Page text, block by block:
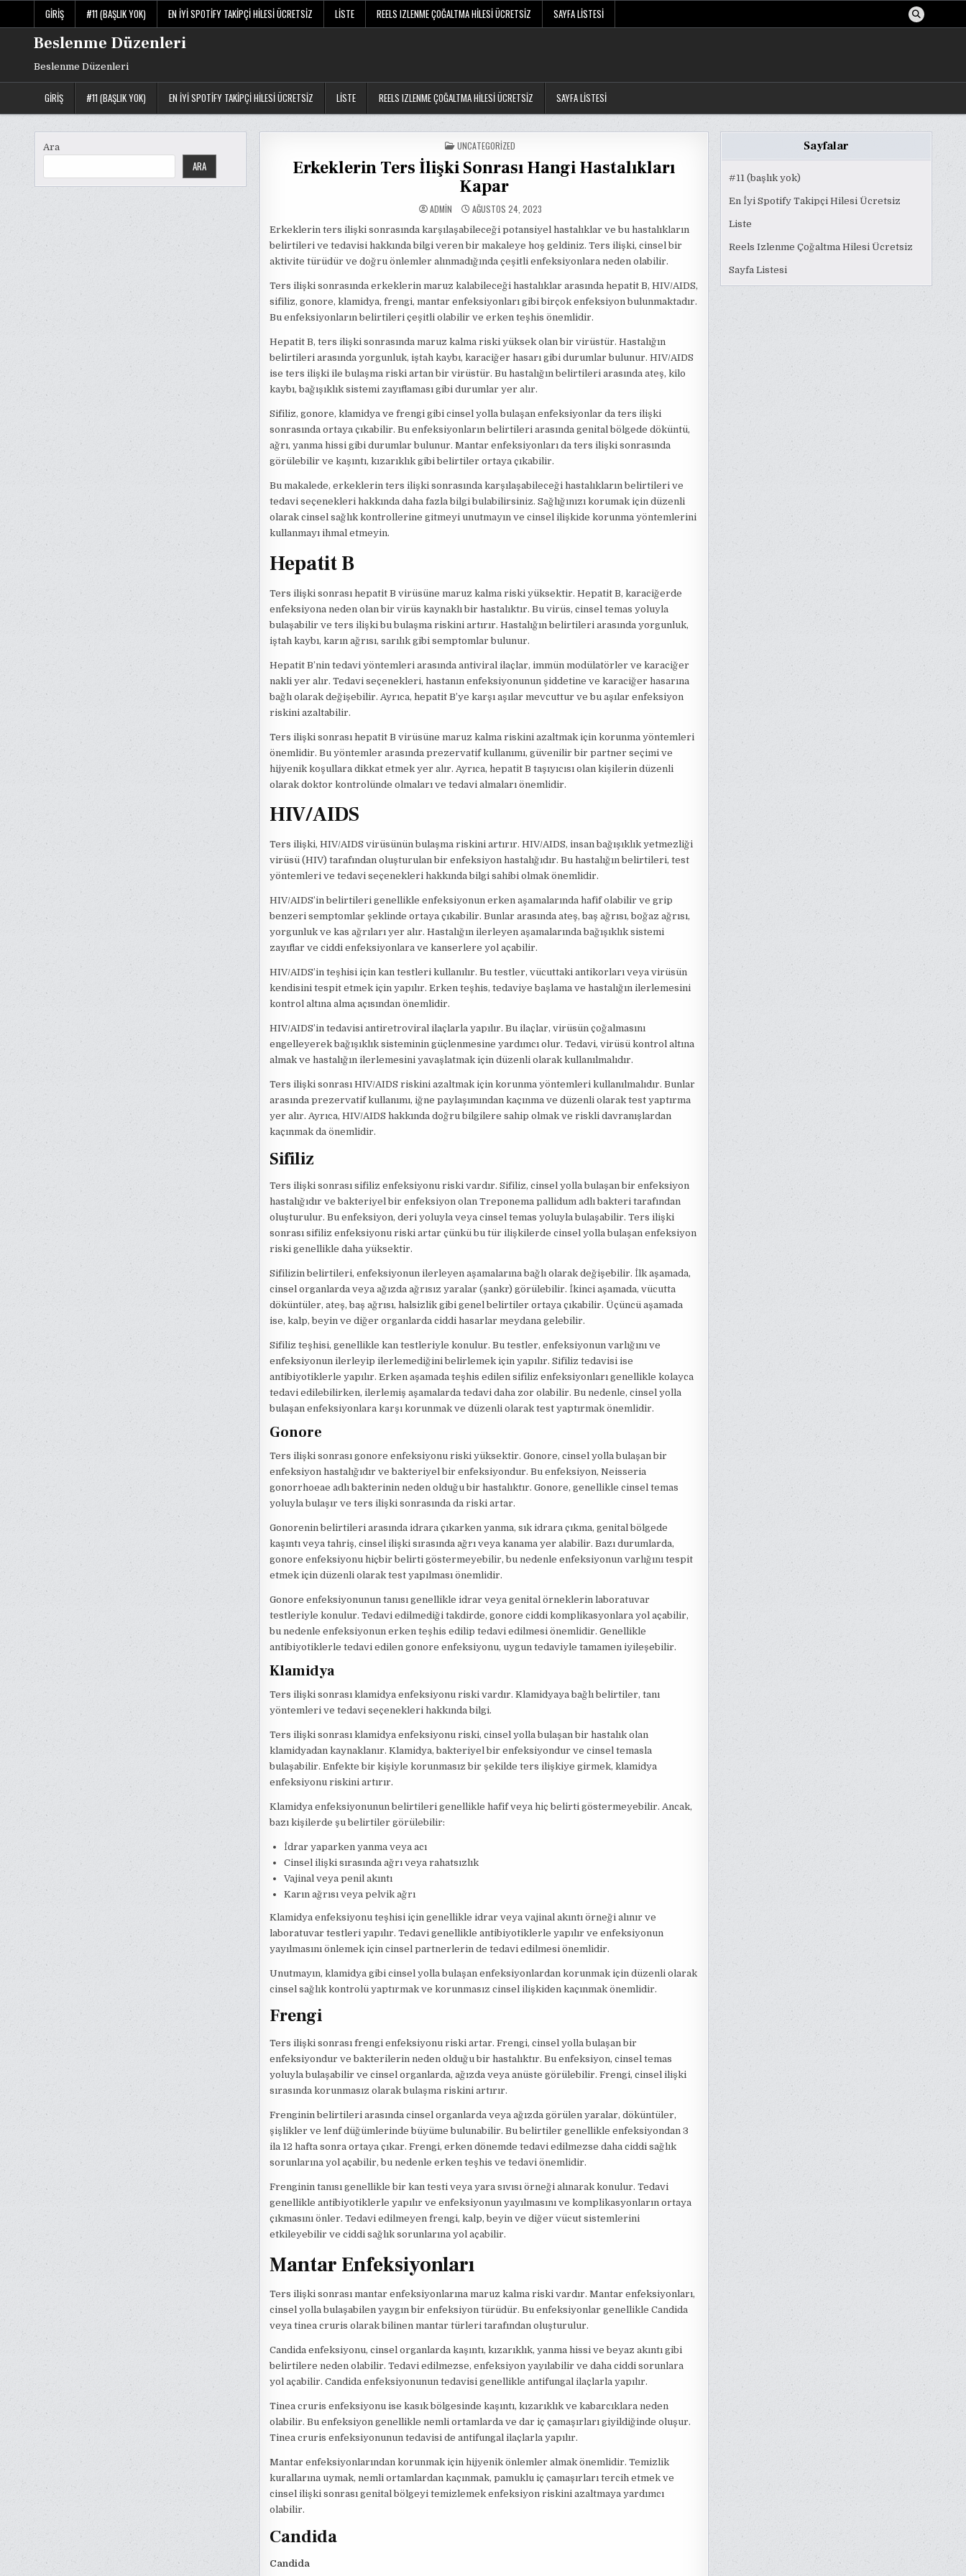
content
GIRIŞ #11 (BAŞLIK YOK) EN İYI SPOTIFY TAKIPÇI HILESI ÜCRETSIZ LISTE REELS IZLENME ÇOĞALTMA HILESI ÜCRETSIZ SAYFA LISTESI
Beslenme Düzenleri
Beslenme Düzenleri
GIRIŞ #11 (BAŞLIK YOK) EN İYI SPOTIFY TAKIPÇI HILESI ÜCRETSIZ LISTE REELS IZLENME ÇOĞALTMA HILESI ÜCRETSIZ SAYFA LISTESI
Ara
ARA
POSTED
IN
UNCATEGORIZED
Erkeklerin Ters İlişki Sonrası Hangi Hastalıkları
Kapar
ADMIN AĞUSTOS 24, 2023
Erkeklerin ters ilişki sonrasında karşılaşabileceği potansiyel hastalıklar ve bu hastalıkların
belirtileri ve tedavisi hakkında bilgi veren bir makaleye hoş geldiniz. Ters ilişki, cinsel bir
aktivite türüdür ve doğru önlemler alınmadığında çeşitli enfeksiyonlara neden olabilir.
Ters ilişki sonrasında erkeklerin maruz kalabileceği hastalıklar arasında hepatit B, HIV/AIDS,
sifiliz, gonore, klamidya, frengi, mantar enfeksiyonları gibi birçok enfeksiyon bulunmaktadır.
Bu enfeksiyonların belirtileri çeşitli olabilir ve erken teşhis önemlidir.
Hepatit B, ters ilişki sonrasında maruz kalma riski yüksek olan bir virüstür. Hastalığın
belirtileri arasında yorgunluk, iştah kaybı, karaciğer hasarı gibi durumlar bulunur. HIV/AIDS
ise ters ilişki ile bulaşma riski artan bir virüstür. Bu hastalığın belirtileri arasında ateş, kilo
kaybı, bağışıklık sistemi zayıflaması gibi durumlar yer alır.
Sifiliz, gonore, klamidya ve frengi gibi cinsel yolla bulaşan enfeksiyonlar da ters ilişki
sonrasında ortaya çıkabilir. Bu enfeksiyonların belirtileri arasında genital bölgede döküntü,
ağrı, yanma hissi gibi durumlar bulunur. Mantar enfeksiyonları da ters ilişki sonrasında
görülebilir ve kaşıntı, kızarıklık gibi belirtiler ortaya çıkabilir.
Bu makalede, erkeklerin ters ilişki sonrasında karşılaşabileceği hastalıkların belirtileri ve
tedavi seçenekleri hakkında daha fazla bilgi bulabilirsiniz. Sağlığınızı korumak için düzenli
olarak cinsel sağlık kontrollerine gitmeyi unutmayın ve cinsel ilişkide korunma yöntemlerini
kullanmayı ihmal etmeyin.
Hepatit B
Ters ilişki sonrası hepatit B virüsüne maruz kalma riski yüksektir. Hepatit B, karaciğerde
enfeksiyona neden olan bir virüs kaynaklı bir hastalıktır. Bu virüs, cinsel temas yoluyla
bulaşabilir ve ters ilişki bu bulaşma riskini artırır. Hastalığın belirtileri arasında yorgunluk,
iştah kaybı, karın ağrısı, sarılık gibi semptomlar bulunur.
Hepatit B’nin tedavi yöntemleri arasında antiviral ilaçlar, immün modülatörler ve karaciğer
nakli yer alır. Tedavi seçenekleri, hastanın enfeksiyonunun şiddetine ve karaciğer hasarına
bağlı olarak değişebilir. Ayrıca, hepatit B’ye karşı aşılar mevcuttur ve bu aşılar enfeksiyon
riskini azaltabilir.
Ters ilişki sonrası hepatit B virüsüne maruz kalma riskini azaltmak için korunma yöntemleri
önemlidir. Bu yöntemler arasında prezervatif kullanımı, güvenilir bir partner seçimi ve
hijyenik koşullara dikkat etmek yer alır. Ayrıca, hepatit B taşıyıcısı olan kişilerin düzenli
olarak doktor kontrolünde olmaları ve tedavi almaları önemlidir.
HIV/AIDS
Ters ilişki, HIV/AIDS virüsünün bulaşma riskini artırır. HIV/AIDS, insan bağışıklık yetmezliği
virüsü (HIV) tarafından oluşturulan bir enfeksiyon hastalığıdır. Bu hastalığın belirtileri, test
yöntemleri ve tedavi seçenekleri hakkında bilgi sahibi olmak önemlidir.
HIV/AIDS’in belirtileri genellikle enfeksiyonun erken aşamalarında hafif olabilir ve grip
benzeri semptomlar şeklinde ortaya çıkabilir. Bunlar arasında ateş, baş ağrısı, boğaz ağrısı,
yorgunluk ve kas ağrıları yer alır. Hastalığın ilerleyen aşamalarında bağışıklık sistemi
zayıflar ve ciddi enfeksiyonlara ve kanserlere yol açabilir.
HIV/AIDS’in teşhisi için kan testleri kullanılır. Bu testler, vücuttaki antikorları veya virüsün
kendisini tespit etmek için yapılır. Erken teşhis, tedaviye başlama ve hastalığın ilerlemesini
kontrol altına alma açısından önemlidir.
HIV/AIDS’in tedavisi antiretroviral ilaçlarla yapılır. Bu ilaçlar, virüsün çoğalmasını
engelleyerek bağışıklık sisteminin güçlenmesine yardımcı olur. Tedavi, virüsü kontrol altına
almak ve hastalığın ilerlemesini yavaşlatmak için düzenli olarak kullanılmalıdır.
Ters ilişki sonrası HIV/AIDS riskini azaltmak için korunma yöntemleri kullanılmalıdır. Bunlar
arasında prezervatif kullanımı, iğne paylaşımından kaçınma ve düzenli olarak test yaptırma
yer alır. Ayrıca, HIV/AIDS hakkında doğru bilgilere sahip olmak ve riskli davranışlardan
kaçınmak da önemlidir.
Sifiliz
Ters ilişki sonrası sifiliz enfeksiyonu riski vardır. Sifiliz, cinsel yolla bulaşan bir enfeksiyon
hastalığıdır ve bakteriyel bir enfeksiyon olan Treponema pallidum adlı bakteri tarafından
oluşturulur. Bu enfeksiyon, deri yoluyla veya cinsel temas yoluyla bulaşabilir. Ters ilişki
sonrası sifiliz enfeksiyonu riski artar çünkü bu tür ilişkilerde cinsel yolla bulaşan enfeksiyon
riski genellikle daha yüksektir.
Sifilizin belirtileri, enfeksiyonun ilerleyen aşamalarına bağlı olarak değişebilir. İlk aşamada,
cinsel organlarda veya ağızda ağrısız yaralar (şankr) görülebilir. İkinci aşamada, vücutta
döküntüler, ateş, baş ağrısı, halsizlik gibi genel belirtiler ortaya çıkabilir. Üçüncü aşamada
ise, kalp, beyin ve diğer organlarda ciddi hasarlar meydana gelebilir.
Sifiliz teşhisi, genellikle kan testleriyle konulur. Bu testler, enfeksiyonun varlığını ve
enfeksiyonun ilerleyip ilerlemediğini belirlemek için yapılır. Sifiliz tedavisi ise
antibiyotiklerle yapılır. Erken aşamada teşhis edilen sifiliz enfeksiyonları genellikle kolayca
tedavi edilebilirken, ilerlemiş aşamalarda tedavi daha zor olabilir. Bu nedenle, cinsel yolla
bulaşan enfeksiyonlara karşı korunmak ve düzenli olarak test yaptırmak önemlidir.
Gonore
Ters ilişki sonrası gonore enfeksiyonu riski yüksektir. Gonore, cinsel yolla bulaşan bir
enfeksiyon hastalığıdır ve bakteriyel bir enfeksiyondur. Bu enfeksiyon, Neisseria
gonorrhoeae adlı bakterinin neden olduğu bir hastalıktır. Gonore, genellikle cinsel temas
yoluyla bulaşır ve ters ilişki sonrasında da riski artar.
Gonorenin belirtileri arasında idrara çıkarken yanma, sık idrara çıkma, genital bölgede
kaşıntı veya tahriş, cinsel ilişki sırasında ağrı veya kanama yer alabilir. Bazı durumlarda,
gonore enfeksiyonu hiçbir belirti göstermeyebilir, bu nedenle enfeksiyonun varlığını tespit
etmek için düzenli olarak test yapılması önemlidir.
Gonore enfeksiyonunun tanısı genellikle idrar veya genital örneklerin laboratuvar
testleriyle konulur. Tedavi edilmediği takdirde, gonore ciddi komplikasyonlara yol açabilir,
bu nedenle enfeksiyonun erken teşhis edilip tedavi edilmesi önemlidir. Genellikle
antibiyotiklerle tedavi edilen gonore enfeksiyonu, uygun tedaviyle tamamen iyileşebilir.
Klamidya
Ters ilişki sonrası klamidya enfeksiyonu riski vardır. Klamidyaya bağlı belirtiler, tanı
yöntemleri ve tedavi seçenekleri hakkında bilgi.
Ters ilişki sonrası klamidya enfeksiyonu riski, cinsel yolla bulaşan bir hastalık olan
klamidyadan kaynaklanır. Klamidya, bakteriyel bir enfeksiyondur ve cinsel temasla
bulaşabilir. Enfekte bir kişiyle korunmasız bir şekilde ters ilişkiye girmek, klamidya
enfeksiyonu riskini artırır.
Klamidya enfeksiyonunun belirtileri genellikle hafif veya hiç belirti göstermeyebilir. Ancak,
bazı kişilerde şu belirtiler görülebilir:
İdrar yaparken yanma veya acı
Cinsel ilişki sırasında ağrı veya rahatsızlık
Vajinal veya penil akıntı
Karın ağrısı veya pelvik ağrı
Klamidya enfeksiyonu teşhisi için genellikle idrar veya vajinal akıntı örneği alınır ve
laboratuvar testleri yapılır. Tedavi genellikle antibiyotiklerle yapılır ve enfeksiyonun
yayılmasını önlemek için cinsel partnerlerin de tedavi edilmesi önemlidir.
Unutmayın, klamidya gibi cinsel yolla bulaşan enfeksiyonlardan korunmak için düzenli olarak
cinsel sağlık kontrolü yaptırmak ve korunmasız cinsel ilişkiden kaçınmak önemlidir.
Frengi
Ters ilişki sonrası frengi enfeksiyonu riski artar. Frengi, cinsel yolla bulaşan bir
enfeksiyondur ve bakterilerin neden olduğu bir hastalıktır. Bu enfeksiyon, cinsel temas
yoluyla bulaşabilir ve cinsel organlarda, ağızda veya anüste görülebilir. Frengi, cinsel ilişki
sırasında korunmasız olarak bulaşma riskini artırır.
Frenginin belirtileri arasında cinsel organlarda veya ağızda görülen yaralar, döküntüler,
şişlikler ve lenf düğümlerinde büyüme bulunabilir. Bu belirtiler genellikle enfeksiyondan 3
ila 12 hafta sonra ortaya çıkar. Frengi, erken dönemde tedavi edilmezse daha ciddi sağlık
sorunlarına yol açabilir, bu nedenle erken teşhis ve tedavi önemlidir.
Frenginin tanısı genellikle bir kan testi veya yara sıvısı örneği alınarak konulur. Tedavi
genellikle antibiyotiklerle yapılır ve enfeksiyonun yayılmasını ve komplikasyonların ortaya
çıkmasını önler. Tedavi edilmeyen frengi, kalp, beyin ve diğer vücut sistemlerini
etkileyebilir ve ciddi sağlık sorunlarına yol açabilir.
Mantar Enfeksiyonları
Ters ilişki sonrası mantar enfeksiyonlarına maruz kalma riski vardır. Mantar enfeksiyonları,
cinsel yolla bulaşabilen yaygın bir enfeksiyon türüdür. Bu enfeksiyonlar genellikle Candida
veya tinea cruris olarak bilinen mantar türleri tarafından oluşturulur.
Candida enfeksiyonu, cinsel organlarda kaşıntı, kızarıklık, yanma hissi ve beyaz akıntı gibi
belirtilere neden olabilir. Tedavi edilmezse, enfeksiyon yayılabilir ve daha ciddi sorunlara
yol açabilir. Candida enfeksiyonunun tedavisi genellikle antifungal ilaçlarla yapılır.
Tinea cruris enfeksiyonu ise kasık bölgesinde kaşıntı, kızarıklık ve kabarcıklara neden
olabilir. Bu enfeksiyon genellikle nemli ortamlarda ve dar iç çamaşırları giyildiğinde oluşur.
Tinea cruris enfeksiyonunun tedavisi de antifungal ilaçlarla yapılır.
Mantar enfeksiyonlarından korunmak için hijyenik önlemler almak önemlidir. Temizlik
kurallarına uymak, nemli ortamlardan kaçınmak, pamuklu iç çamaşırları tercih etmek ve
cinsel ilişki sonrası genital bölgeyi temizlemek enfeksiyon riskini azaltmaya yardımcı
olabilir.
Candida
Candida
Sayfalar
#11 (başlık yok)
En İyi Spotify Takipçi Hilesi Ücretsiz
Liste
Reels Izlenme Çoğaltma Hilesi Ücretsiz
Sayfa Listesi